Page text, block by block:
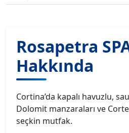
Rosapetra
Hakkında
Cortina’da kapalı havuzlu,
Dolomit manzaraları ve
seçkin mutfak.